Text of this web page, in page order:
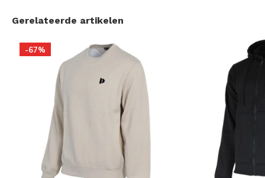
Gerelateerde artikelen
-67%